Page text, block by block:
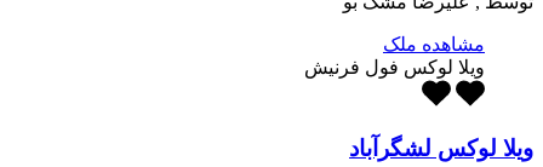
مشاهده ملک
ویلا لوکس فول فرنیش
ویلا لوکس لشگرآباد